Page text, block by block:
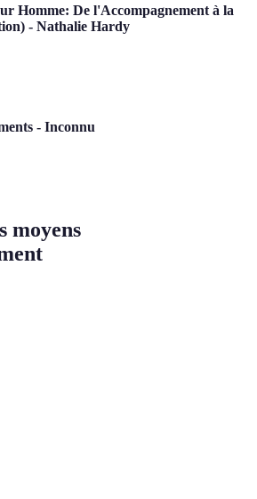
Homme: De l'Accompagnement à la
- Nathalie Hardy
- Inconnu
moyens